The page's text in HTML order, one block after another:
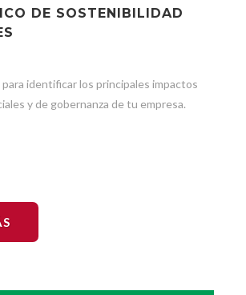
DE SOSTENIBILIDAD
para identificar los principales impactos
y de gobernanza de tu empresa.